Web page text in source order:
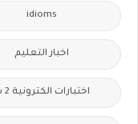
idioms
اخبار التعليم
اختبارات الكترونية 2 ث